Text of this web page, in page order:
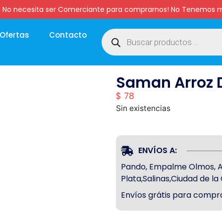
No necesita ser Comerciante para comprarnos! No
Contacto
Saman Arroz
$ 78
Sin existencias
ENVÍOS A:
Pando, Empalme Olmos,
Plata,Salinas,Ciudad de
Envíos grátis para